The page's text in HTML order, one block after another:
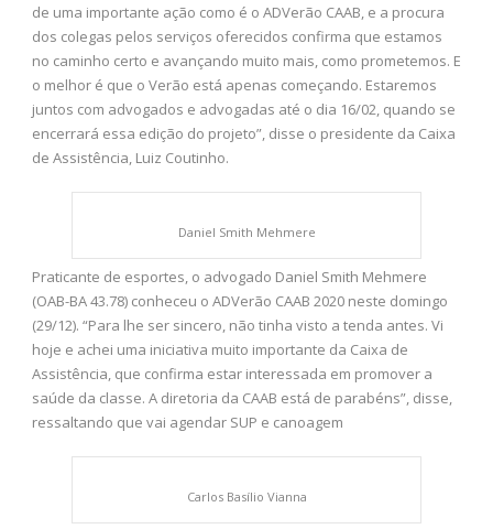
de uma importante ação como é o ADVerão CAAB, e a procura
dos colegas pelos serviços oferecidos confirma que estamos
no caminho certo e avançando muito mais, como prometemos. E
o melhor é que o Verão está apenas começando. Estaremos
juntos com advogados e advogadas até o dia 16/02, quando se
encerrará essa edição do projeto”, disse o presidente da Caixa
de Assistência, Luiz Coutinho.
Daniel Smith Mehmere
Praticante de esportes, o advogado Daniel Smith Mehmere
(OAB-BA 43.78) conheceu o ADVerão CAAB 2020 neste domingo
(29/12). “Para lhe ser sincero, não tinha visto a tenda antes. Vi
hoje e achei uma iniciativa muito importante da Caixa de
Assistência, que confirma estar interessada em promover a
saúde da classe. A diretoria da CAAB está de parabéns”, disse,
ressaltando que vai agendar SUP e canoagem
Carlos Basílio Vianna